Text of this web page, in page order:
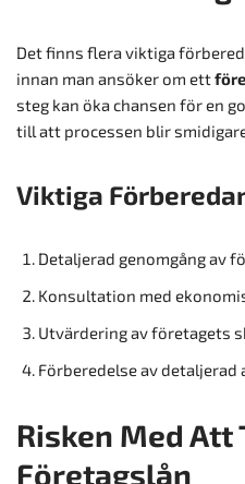
Det finns flera viktiga
innan man ansöker om ett
steg kan öka chansen för en
till att processen blir
Viktiga
Detaljerad genomgång av
Konsultation med
Utvärdering av företagets
Förberedelse av
Risken Med Att
Företagslån